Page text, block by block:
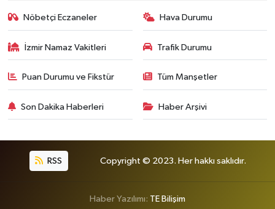
Nöbetçi Eczaneler Hava Durumu
İzmir Namaz Vakitleri Trafik Durumu
Puan Durumu ve Fikstür Tüm Manşetler
Son Dakika Haberleri Haber Arşivi
RSS Copyright © 2023. Her hakkı saklıdır.
Haber Yazılımı: TE Bilişim